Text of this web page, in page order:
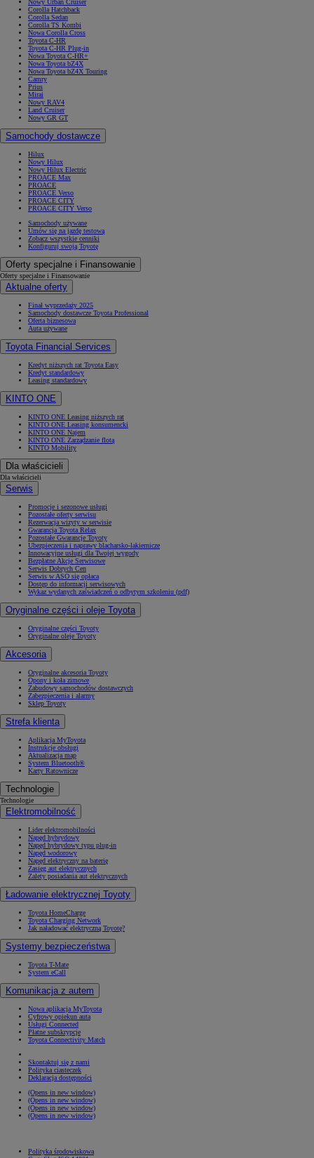
Nowy Urban Cruiser
Corolla Hatchback
Corolla Sedan
Corolla TS Kombi
Nowa Corolla Cross
Toyota C-HR
Toyota C-HR Plug-in
Nowa Toyota C-HR+
Nowa Toyota bZ4X
Nowa Toyota bZ4X Touring
Camry
Prius
Mirai
Nowy RAV4
Land Cruiser
Nowy GR GT
Samochody dostawcze
Hilux
Nowy Hilux
Nowy Hilux Electric
PROACE Max
PROACE
PROACE Verso
PROACE CITY
PROACE CITY Verso
Samochody używane
Umów się na jazdę testową
Zobacz wszystkie cenniki
Konfiguruj swoją Toyotę
Oferty specjalne i Finansowanie
Oferty specjalne i Finansowanie
Aktualne oferty
Finał wyprzedaży 2025
Samochody dostawcze Toyota Professional
Oferta biznesowa
Auta używane
Toyota Financial Services
Kredyt niższych rat Toyota Easy
Kredyt standardowy
Leasing standardowy
KINTO ONE
KINTO ONE Leasing niższych rat
KINTO ONE Leasing konsumencki
KINTO ONE Najem
KINTO ONE Zarządzanie flotą
KINTO Mobility
Dla właścicieli
Dla właścicieli
Serwis
Promocje i sezonowe usługi
Pozostałe oferty serwisu
Rezerwacja wizyty w serwisie
Gwarancja Toyota Relax
Pozostałe Gwarancje Toyoty
Ubezpieczenia i naprawy blacharsko-lakiernicze
Innowacyjne usługi dla Twojej wygody
Bezpłatne Akcje Serwisowe
Serwis Dobrych Cen
Serwis w ASO się opłaca
Dostęp do informacji serwisowych
Wykaz wydanych zaświadczeń o odbytym szkoleniu (pdf)
Oryginalne części i oleje Toyota
Oryginalne części Toyoty
Oryginalne oleje Toyoty
Akcesoria
Oryginalne akcesoria Toyoty
Opony i koła zimowe
Zabudowy samochodów dostawczych
Zabezpieczenia i alarmy
Sklep Toyoty
Strefa klienta
Aplikacja MyToyota
Instrukcje obsługi
Aktualizacja map
System Bluetooth®
Karty Ratownicze
Technologie
Technologie
Elektromobilność
Lider elektromobilności
Napęd hybrydowy
Napęd hybrydowy typu plug-in
Napęd wodorowy
Napęd elektryczny na baterię
Zasięg aut elektrycznych
Zalety posiadania aut elektrycznych
Ładowanie elektrycznej Toyoty
Toyota HomeCharge
Toyota Charging Network
Jak naładować elektryczną Toyotę?
Systemy bezpieczeństwa
Toyota T-Mate
System eCall
Komunikacja z autem
Nowa aplikacja MyToyota
Cyfrowy opiekun auta
Usługi Connected
Płatne subskrypcje
Toyota Connectivity Match
Skontaktuj się z nami
Polityka ciasteczek
Deklaracja dostępności
(Opens in new window)
(Opens in new window)
(Opens in new window)
(Opens in new window)
Polityka środowiskowa